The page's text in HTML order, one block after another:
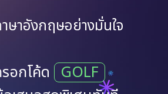
ษาอังกฤษอย่างมั่นใจ
อกโค้ด GOLF